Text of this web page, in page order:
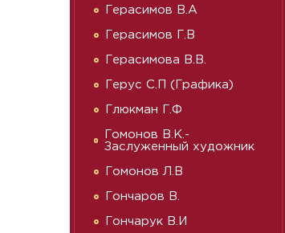
Герасимов В.А
Герасимов Г.В
Герасимова В.В.
Герус С.П (Графика)
Глюкман Г.Ф
Гомонов В.К.-
Заслуженный художник
Гомонов Л.В
Гончаров В.
Гончарук В.И